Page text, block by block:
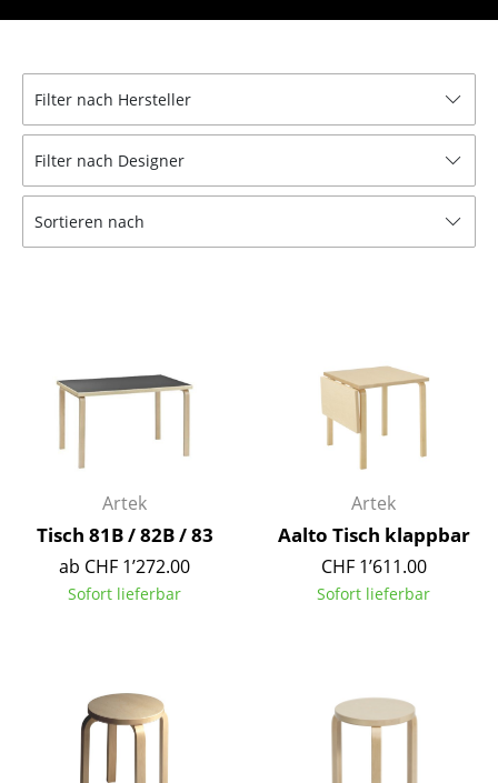
Sideboards & Kommoden
TV Möbel
Beistell- & Rollcontainer
Barmöbel
... alle Aufbewahrungsmöbel
Hängeleuchten & Deckenleuchten
Tischleuchten
Schreibtischleuchten
Wandleuchten
Outdoor-Leuchten
Filter nach Hersteller
Filter nach Designer
Sortieren nach
Artek
Tisch 81B / 82B / 83
ab CHF 1’272.00
Sofort lieferbar
Artek
Aalto Tisch klappbar
CHF 1’611.00
Sofort lieferbar